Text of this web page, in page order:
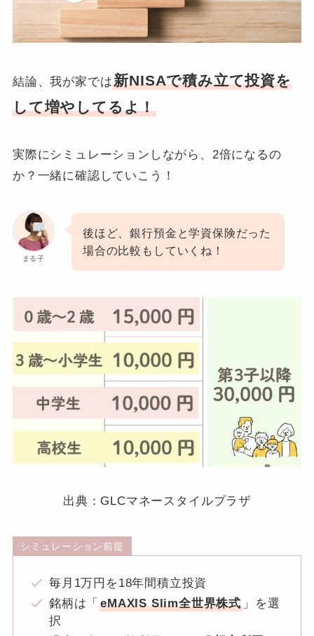
結論、我が家では新NISAで積み立て投資を
して増やしてるよ！
実際にシミュレーションしながら、2倍になるの
か？一緒に確認していこう！
まる子
後ほど、銀行預金と学資保険だった
場合の比較もしていくね！
出典：GLCマネースタイルプラザ
シミュレーション前提
毎月1万円を18年間積立投資
銘柄は「eMAXIS Slim全世界株式 」を選
択